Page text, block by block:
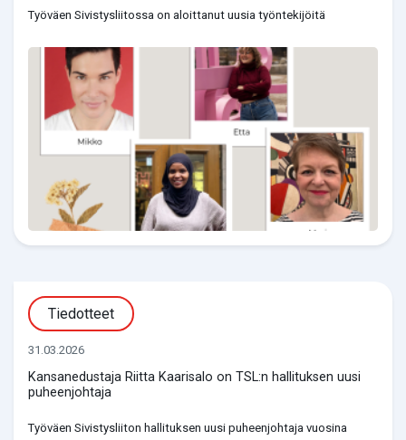
Työväen Sivistysliitossa on aloittanut uusia työntekijöitä
Tiedotteet
31.03.2026
Kansanedustaja Riitta Kaarisalo on TSL:n hallituksen uusi
puheenjohtaja
Työväen Sivistysliiton hallituksen uusi puheenjohtaja vuosina